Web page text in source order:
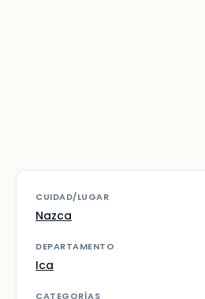
CUIDAD/LUGAR
Nazca
DEPARTAMENTO
Ica
CATEGORÍAS